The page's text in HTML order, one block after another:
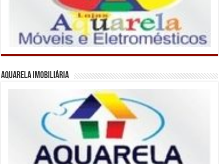
Aquarela Imobiliária